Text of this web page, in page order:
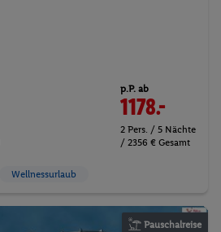
p.P. ab
1178.-
2 Pers. / 5 Nächte
/ 2356 € Gesamt
Wellnessurlaub
Pauschalreise